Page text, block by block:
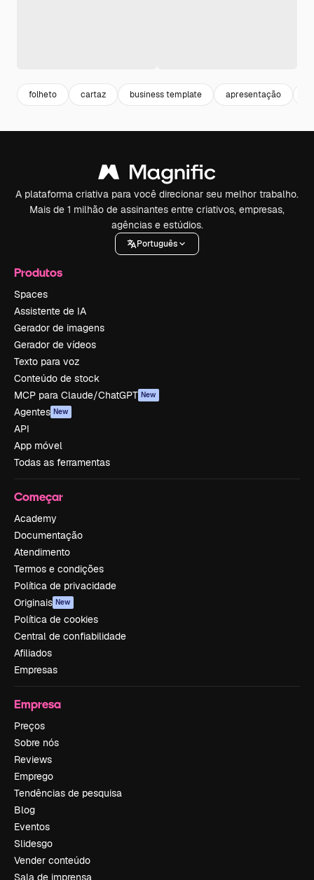
folheto cartaz business template apresentação
A plataforma criativa para você direcionar seu melhor trabalho.
Mais de 1 milhão de assinantes entre criativos, empresas,
agências e estúdios.
Português
Produtos
Spaces
Assistente de IA
Gerador de imagens
Gerador de vídeos
Texto para voz
Conteúdo de stock
MCP para Claude/ChatGPT New
Agentes New
API
App móvel
Todas as ferramentas
Começar
Academy
Documentação
Atendimento
Termos e condições
Política de privacidade
Originais New
Política de cookies
Central de confiabilidade
Afiliados
Empresas
Empresa
Preços
Sobre nós
Reviews
Emprego
Tendências de pesquisa
Blog
Eventos
Slidesgo
Vender conteúdo
Sala de imprensa